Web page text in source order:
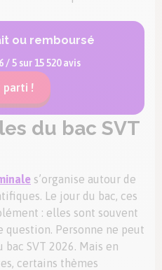
ou remboursé
/ 5 sur 15 520 avis
parti !
du bac SVT
s’organise autour de
Le jour du bac, ces
: elles sont souvent
question. Personne ne peut
SVT 2026. Mais en
certains thèmes